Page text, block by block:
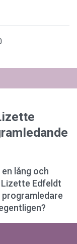
lång och
Lizette Edfeldt